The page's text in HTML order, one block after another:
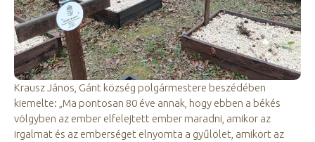
Krausz János, Gánt község polgármestere beszédében
kiemelte: „Ma pontosan 80 éve annak, hogy ebben a békés
völgyben az ember elfelejtett ember maradni, amikor az
irgalmat és az emberséget elnyomta a gyűlölet, amikort az